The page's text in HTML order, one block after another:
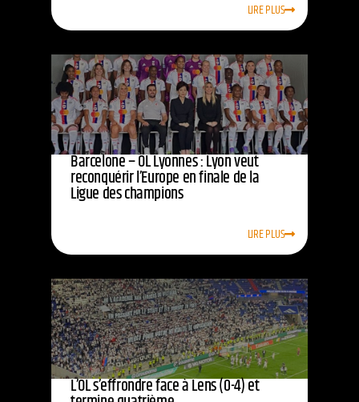
LIRE PLUS
Barcelone – OL Lyonnes : Lyon veut
reconquérir l’Europe en finale de la
Ligue des champions
LIRE PLUS
L’OL s’effrondre face à Lens (0-4) et